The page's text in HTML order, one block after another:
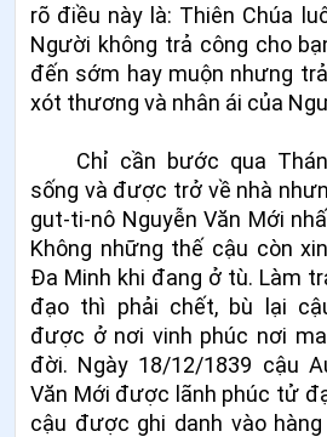
rõ điều này là: Thiên Chúa
Người không trả công cho
đến sớm hay muộn nhưng
xót thương và nhân ái của
Chỉ cần bước qua
sống và được trở về nhà
gut-ti-nô Nguyễn Văn Mới
Không những thế cậu còn
Đa Minh khi đang ở tù. Làm
đạo thì phải chết, bù lại
được ở nơi vinh phúc nơi
đời. Ngày 18/12/1839 cậu
Văn Mới được lãnh phúc tử
cậu được ghi danh vào